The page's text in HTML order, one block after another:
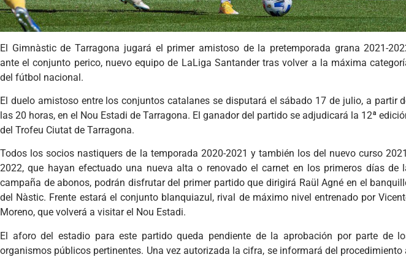
El Gimnàstic de Tarragona jugará el primer amistoso de la pretemporada grana 2021-
ante el conjunto perico, nuevo equipo de LaLiga Santander tras volver a la máxima
del fútbol nacional.
El duelo amistoso entre los conjuntos catalanes se disputará el sábado 17 de julio, a partir
las 20 horas, en el Nou Estadi de Tarragona. El ganador del partido se adjudicará la 12ª
del Trofeu Ciutat de Tarragona.
Todos los socios nastiquers de la temporada 2020-2021 y también los del nuevo curso
2022, que hayan efectuado una nueva alta o renovado el carnet en los primeros días de
campaña de abonos, podrán disfrutar del primer partido que dirigirá Raül Agné en el
del Nàstic. Frente estará el conjunto blanquiazul, rival de máximo nivel entrenado por
Moreno, que volverá a visitar el Nou Estadi.
El aforo del estadio para este partido queda pendiente de la aprobación por parte de
organismos públicos pertinentes. Una vez autorizada la cifra, se informará del procedimiento